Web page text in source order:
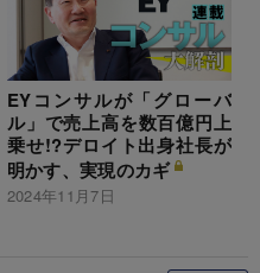
EYコンサルが「グローバ
ル」で売上高を数百億円上
乗せ!?デロイト出身社長が
明かす、実現のカギ
2024年11月7日